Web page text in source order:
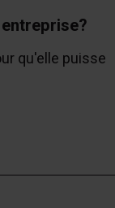
qu'elle puisse